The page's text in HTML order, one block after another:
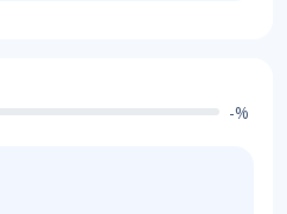
-%